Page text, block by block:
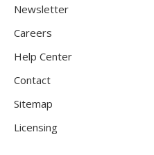
Newsletter
Careers
Help Center
Contact
Sitemap
Licensing